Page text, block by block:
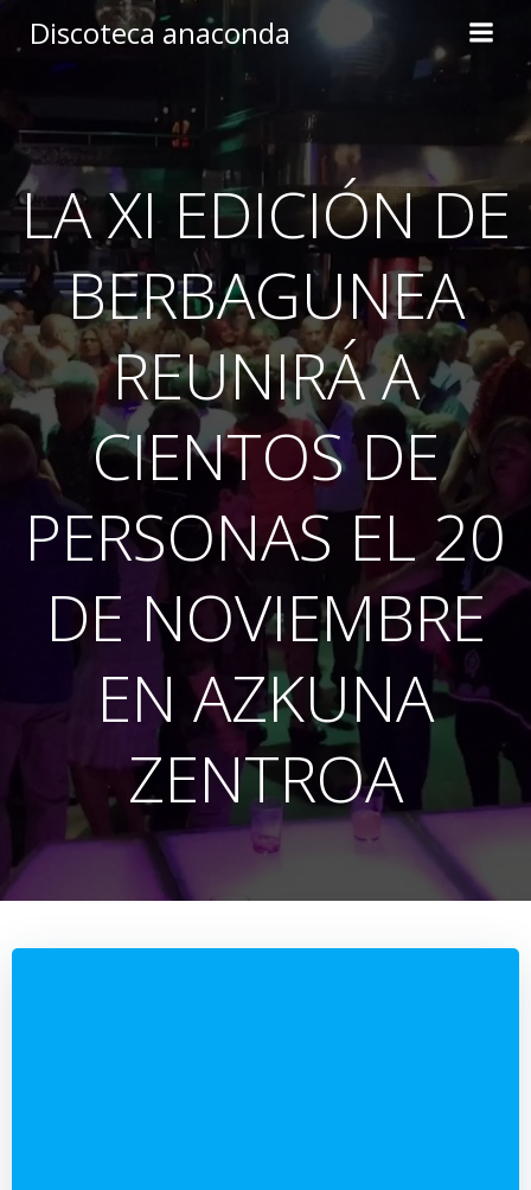
to
Discoteca anaconda
LA XI EDICIÓN DE
BERBAGUNEA
REUNIRÁ A
CIENTOS DE
PERSONAS EL 20
DE NOVIEMBRE
EN AZKUNA
ZENTROA